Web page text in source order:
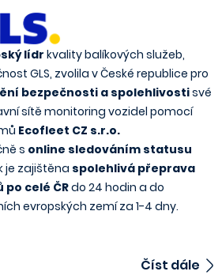
lídr kvality balíkových služeb,
GLS, zvolila v České republice pro
bezpečnosti a spolehlivostisvé
sítě monitoring vozidel pomocí
Ecofleet CZ s.r.o.
s online sledováním statusu
je zajištěna spolehlivá přeprava
po celé ČRdo 24 hodin a do
evropských zemí za 1-4 dny.
Číst dále